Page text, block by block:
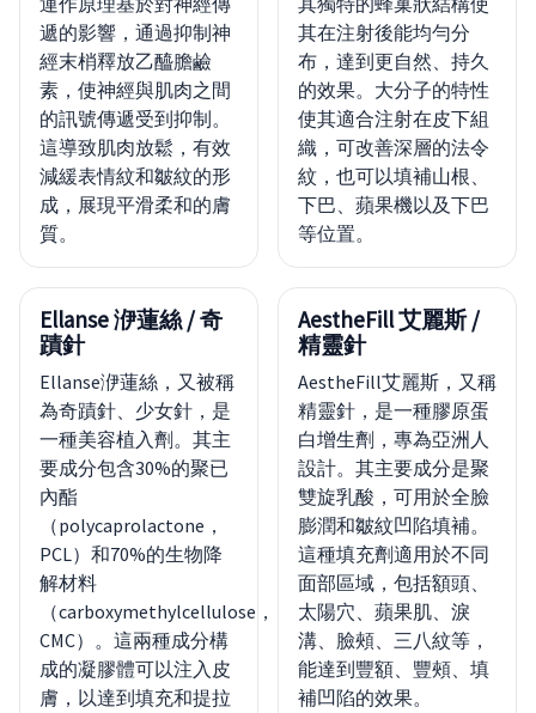
遞的影響，通過抑制神
經末梢釋放乙醯膽鹼
素，使神經與肌肉之間
的訊號傳遞受到抑制。
這導致肌肉放鬆，有效
減緩表情紋和皺紋的形
成，展現平滑柔和的膚
質。
其在注射後能均勻分
布，達到更自然、持久
的效果。大分子的特性
使其適合注射在皮下組
織，可改善深層的法令
紋，也可以填補山根、
下巴、蘋果機以及下巴
等位置。
Ellanse 洢蓮絲 / 奇
蹟針
Ellanse洢蓮絲，又被稱
為奇蹟針、少女針，是
一種美容植入劑。其主
要成分包含30%的聚已
內酯
（polycaprolactone，
PCL）和70%的生物降
解材料
（carboxymethylcellulose，
CMC）。這兩種成分構
成的凝膠體可以注入皮
膚，以達到填充和提拉
AestheFill 艾麗斯 /
精靈針
AestheFill艾麗斯，又稱
精靈針，是一種膠原蛋
白增生劑，專為亞洲人
設計。其主要成分是聚
雙旋乳酸，可用於全臉
膨潤和皺紋凹陷填補。
這種填充劑適用於不同
面部區域，包括額頭、
太陽穴、蘋果肌、淚
溝、臉頰、三八紋等，
能達到豐額、豐頰、填
補凹陷的效果。